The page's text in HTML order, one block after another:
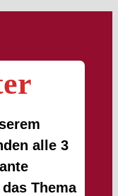
alle 3
Thema